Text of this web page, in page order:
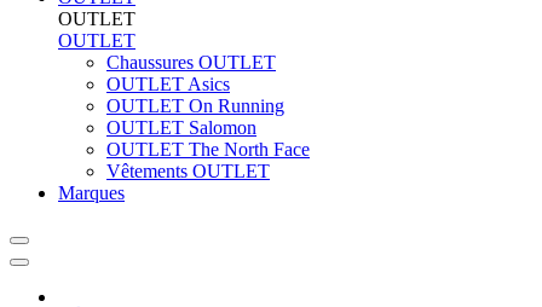
OUTLET
OUTLET
Chaussures OUTLET
OUTLET Asics
OUTLET On Running
OUTLET Salomon
OUTLET The North Face
Vêtements OUTLET
Marques